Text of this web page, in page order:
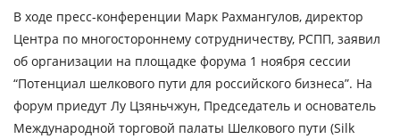
В ходе пресс-конференции Марк Рахмангулов, директор
Центра по многостороннему сотрудничеству, РСПП, заявил
об организации на площадке форума 1 ноября сессии
“Потенциал шелкового пути для российского бизнеса”. На
форум приедут Лу Цзяньчжун, Председатель и основатель
Международной торговой палаты Шелкового пути (Silk